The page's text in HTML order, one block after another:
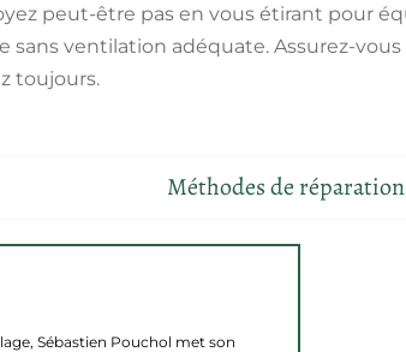
peut-être pas en vous étirant pour
ventilation adéquate. Assurez-vous
toujours.
Méthodes de
Sébastien Pouchol met son